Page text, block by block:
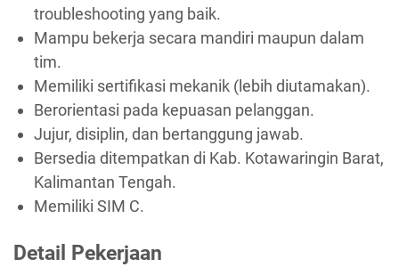
troubleshooting yang baik.
Mampu bekerja secara mandiri maupun dalam
tim.
Memiliki sertifikasi mekanik (lebih diutamakan).
Berorientasi pada kepuasan pelanggan.
Jujur, disiplin, dan bertanggung jawab.
Bersedia ditempatkan di Kab. Kotawaringin Barat,
Kalimantan Tengah.
Memiliki SIM C.
Detail Pekerjaan